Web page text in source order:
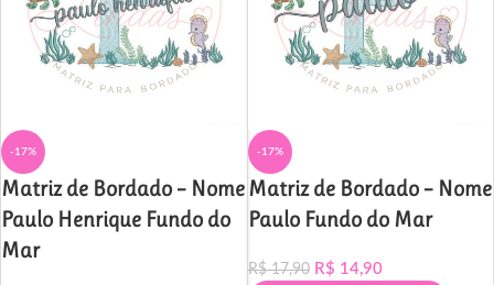
-17%
Matriz de Bordado – Nome
Paulo Henrique Fundo do
Mar
-17%
Matriz de Bordado – Nome
Paulo Fundo do Mar
R$17,90 R$ 14,90